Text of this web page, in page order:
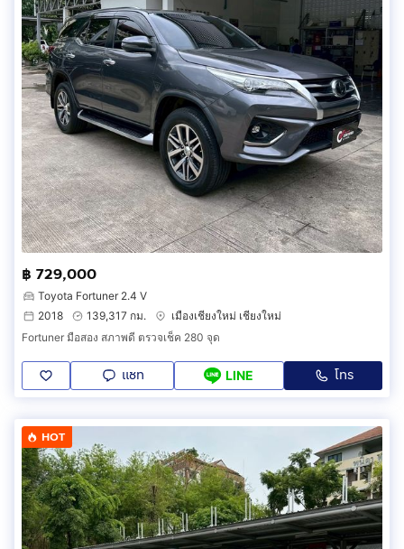
฿ 729,000
Toyota Fortuner 2.4 V
2018
139,317 กม.
เมืองเชียงใหม่ เชียงใหม่
Fortuner มือสอง สภาพดี ตรวจเช็ค 280 จุด
แชท LINE โทร
HOT